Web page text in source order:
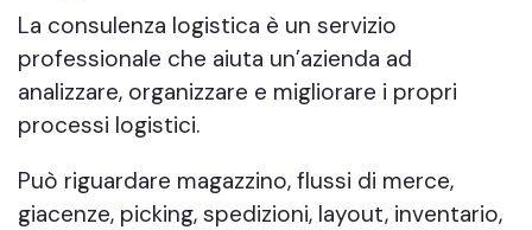
La consulenza logistica è un servizio
professionale che aiuta un’azienda ad
analizzare, organizzare e migliorare i propri
processi logistici.
Può riguardare magazzino, flussi di merce,
giacenze, picking, spedizioni, layout, inventario,